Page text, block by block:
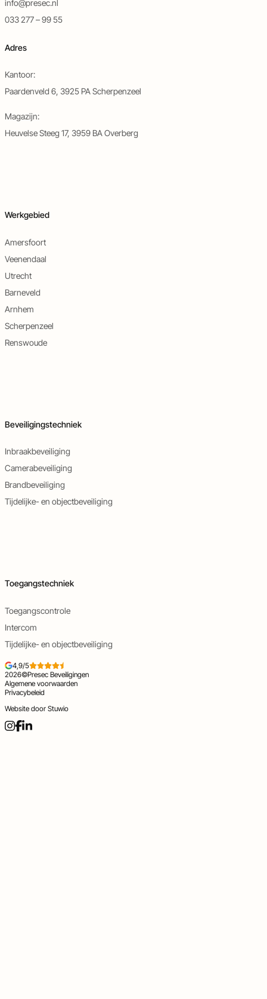
info@presec.nl
033 277 – 99 55
Adres
Kantoor:
Paardenveld 6, 3925 PA Scherpenzeel
Magazijn:
Heuvelse Steeg 17, 3959 BA Overberg
Werkgebied
Amersfoort
Veenendaal
Utrecht
Barneveld
Arnhem
Scherpenzeel
Renswoude
Beveiligingstechniek
Inbraakbeveiliging
Camerabeveiliging
Brandbeveiliging
Tijdelijke- en objectbeveiliging
Toegangstechniek
Toegangscontrole
Intercom
Tijdelijke- en objectbeveiliging
4,9/5
2026©Presec Beveiligingen
Algemene voorwaarden
Privacybeleid
Website doorStuwio